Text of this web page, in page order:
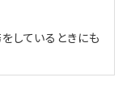
しているときにも